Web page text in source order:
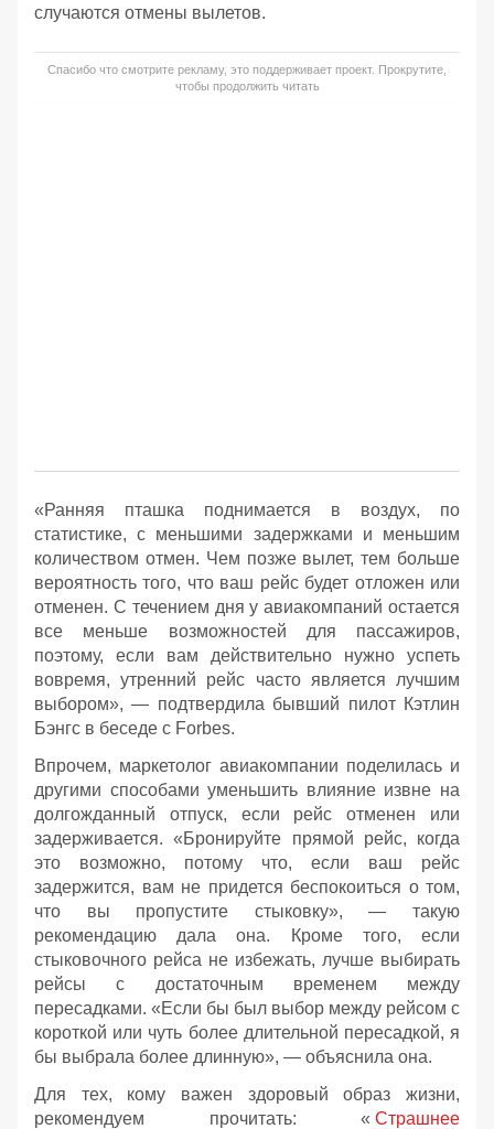
случаются отмены вылетов.
Спасибо что смотрите рекламу, это поддерживает проект. Прокрутите,
чтобы продолжить читать
«Ранняя пташка поднимается в воздух, по
статистике, с меньшими задержками и меньшим
количеством отмен. Чем позже вылет, тем больше
вероятность того, что ваш рейс будет отложен или
отменен. С течением дня у авиакомпаний остается
все меньше возможностей для пассажиров,
поэтому, если вам действительно нужно успеть
вовремя, утренний рейс часто является лучшим
выбором», — подтвердила бывший пилот Кэтлин
Бэнгс в беседе с Forbes.
Впрочем, маркетолог авиакомпании поделилась и
другими способами уменьшить влияние извне на
долгожданный отпуск, если рейс отменен или
задерживается. «Бронируйте прямой рейс, когда
это возможно, потому что, если ваш рейс
задержится, вам не придется беспокоиться о том,
что вы пропустите стыковку», — такую
рекомендацию дала она. Кроме того, если
стыковочного рейса не избежать, лучше выбирать
рейсы с достаточным временем между
пересадками. «Если бы был выбор между рейсом с
короткой или чуть более длительной пересадкой, я
бы выбрала более длинную», — объяснила она.
Для тех, кому важен здоровый образ жизни,
рекомендуем прочитать: « Страшнее